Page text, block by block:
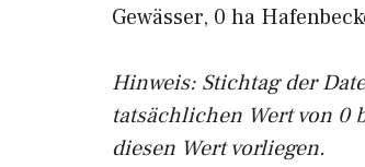
Gewässer, 0 ha
Hinweis: Stichtag der
tatsächlichen Wert von 0
diesen Wert vorliegen.